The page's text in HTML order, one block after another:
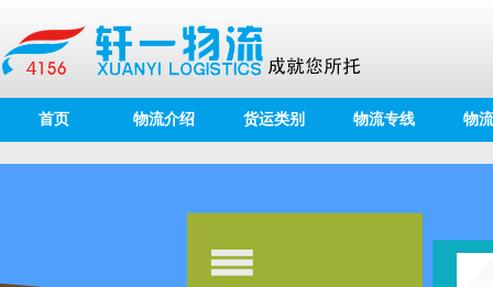
首页 物流介绍 货运类别 物流专线 物